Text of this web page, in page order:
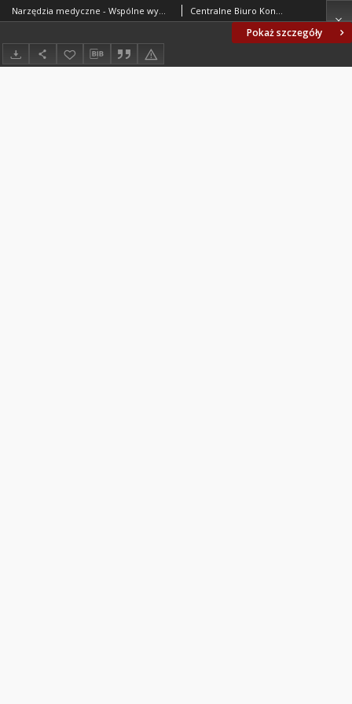
Pokaż szczegóły
Narzędzia medyczne - Wspólne wymagania i badania narzędzi przeznaczonych na eksport BN-70/5910-01 Centralne Biuro Konstrukcyjne Sprzętu Medycznego. Oprac.